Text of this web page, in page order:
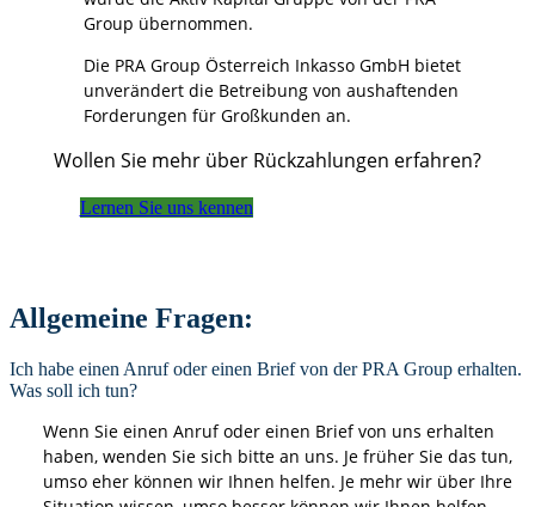
Group übernommen.
Die PRA Group Österreich Inkasso GmbH bietet
unverändert die Betreibung von aushaftenden
Forderungen für Großkunden an.
Wollen Sie mehr über Rückzahlungen erfahren?
Lernen Sie uns kennen
Allgemeine Fragen:
Ich habe einen Anruf oder einen Brief von der PRA Group erhalten.
Was soll ich tun?
Wenn Sie einen Anruf oder einen Brief von uns erhalten
haben, wenden Sie sich bitte an uns. Je früher Sie das tun,
umso eher können wir Ihnen helfen. Je mehr wir über Ihre